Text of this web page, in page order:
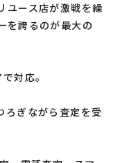
ユース店が激戦を繰
を誇るのが最大の
対応。
ろぎながら査定を受